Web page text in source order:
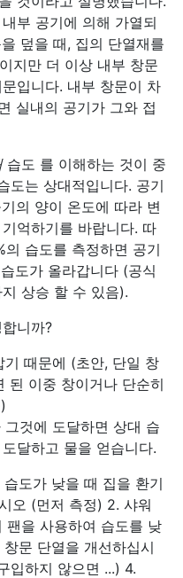
부 공기에 의해 가열되
덮을 때, 집의 단열재를
지만 더 이상 내부 창문
입니다. 내부 창문이 차
실내의 공기가 그와 접
습도 를 이해하는 것이 중
도는 상대적입니다. 공기
의 양이 온도에 따라 변
억하기를 바랍니다. 따
습도를 측정하면 공기
도가 올라갑니다 (공식
상승 할 수 있음).
니까?
기 때문에 (초안, 단일 창
된 이중 창이거나 단순히
그것에 도달하면 상대 습
달하고 물을 얻습니다.
습도가 낮을 ​​때 집을 환기
오 (먼저 측정) 2. 샤워
팬을 사용하여 습도를 낮
문 단열을 개선하십시
입하지 않으면 ...) 4.